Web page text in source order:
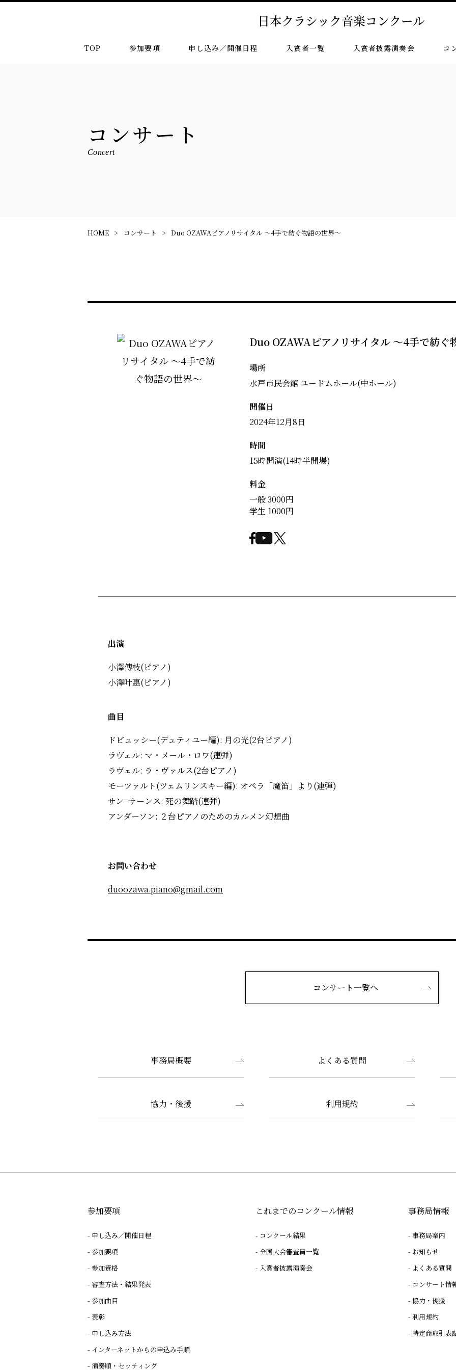
TOP 参加要項 申し込み／開催日程 入賞者一覧 入賞者披露演奏会 コ
コンサート
Concert
HOME コンサート Duo OZAWAピアノリサイタル 〜4手で紡ぐ物語の世界〜
Duo OZAWAピアノリサイタル 〜4手で紡ぐ
場所
水戸市民会館 ユードムホール(中ホール)
開催日
2024年12月8日
時間
15時開演(14時半開場)
料金
一般 3000円
学生 1000円
出演
小澤傳枝(ピアノ)
小澤叶惠(ピアノ)
曲目
ドビュッシー(デュティユー編): 月の光(2台ピアノ)
ラヴェル: マ・メール・ロワ(連弾)
ラヴェル: ラ・ヴァルス(2台ピアノ)
モーツァルト(ツェムリンスキー編): オペラ「魔笛」より(連弾)
サン=サーンス: 死の舞踏(連弾)
アンダーソン: ２台ピアノのためのカルメン幻想曲
お問い合わせ
duoozawa.piano@gmail.com
コンサート一覧へ
事務局概要 よくある質問
協力・後援 利用規約
参加要項
申し込み／開催日程
参加要項
参加資格
審査方法・結果発表
参加曲目
表彰
申し込み方法
インターネットからの申込み手順
演奏順・セッティング
これまでのコンクール情報
コンクール結果
全国大会審査員一覧
入賞者披露演奏会
事務局情報
事務局案内
お知らせ
よくある質問
コンサート情
協力・後援
利用規約
特定商取引表